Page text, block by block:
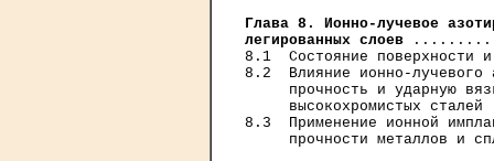
Глава 8. Ионно-лучевое
легированных слоев
8.1  Состояние поверхности
8.2  Влияние ионно-лучевого
прочность и ударную
высокохромистых сталей
8.3  Применение ионной
прочности металлов и